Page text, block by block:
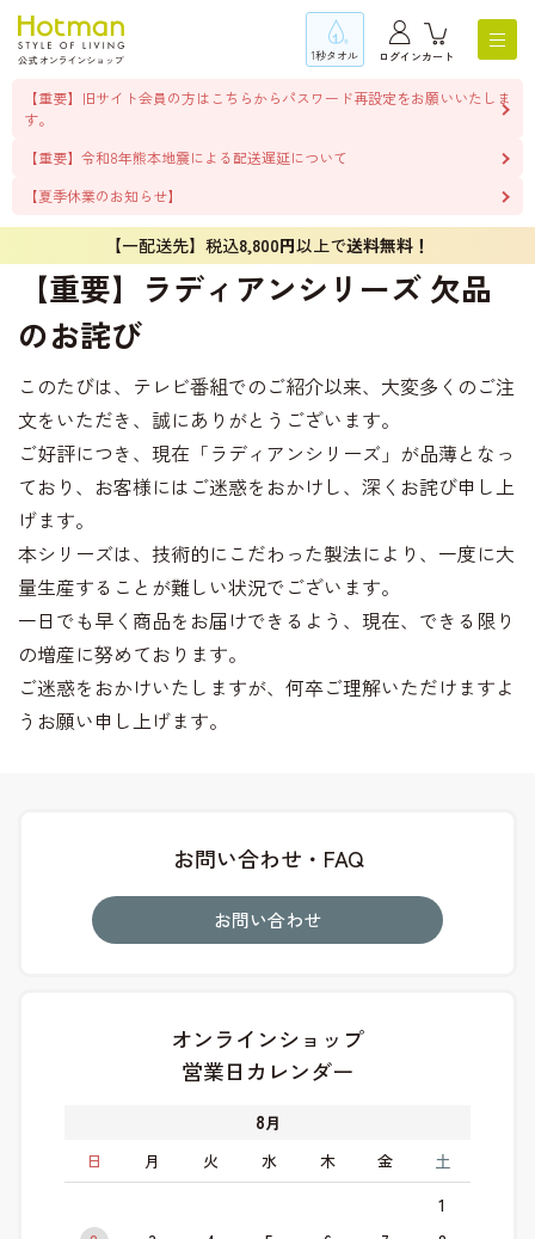
1秒タオル ログインカート
【重要】旧サイト会員の方はこちらからパスワード再設定をお願いいたしま
す。
【重要】令和8年熊本地震による配送遅延について
【夏季休業のお知らせ】
【一配送先】税込8,800円以上で送料無料！
【重要】ラディアンシリーズ 欠品
のお詫び
このたびは、テレビ番組でのご紹介以来、大変多くのご注
文をいただき、誠にありがとうございます。
ご好評につき、現在「ラディアンシリーズ」が品薄となっ
ており、お客様にはご迷惑をおかけし、深くお詫び申し上
げます。
本シリーズは、技術的にこだわった製法により、一度に大
量生産することが難しい状況でございます。
一日でも早く商品をお届けできるよう、現在、できる限り
の増産に努めております。
ご迷惑をおかけいたしますが、何卒ご理解いただけますよ
うお願い申し上げます。
お問い合わせ・FAQ
お問い合わせ
オンラインショップ
営業日カレンダー
8月
日
月 火 水 木 金 土
1